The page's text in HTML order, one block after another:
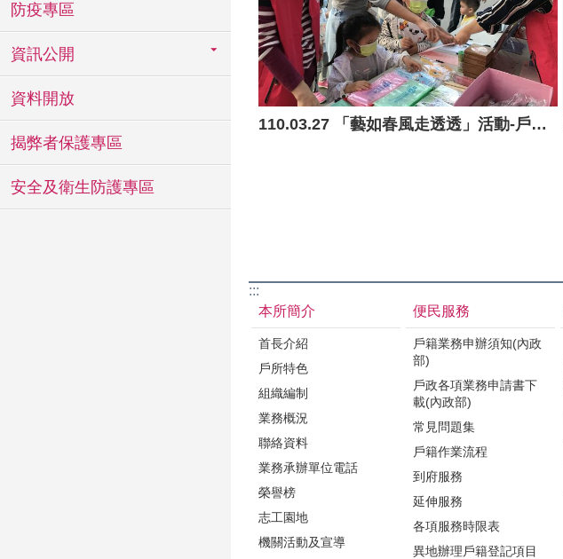
防疫專區
資訊公開
資料開放
揭弊者保護專區
安全及衛生防護專區
110.03.27 「藝如春風走透透」活動-戶政宣導
:::
本所簡介
首長介紹
戶所特色
組織編制
業務概況
聯絡資料
業務承辦單位電話
榮譽榜
志工園地
機關活動及宣導
便民服務
戶籍業務申辦須知(內政
部)
戶政各項業務申請書下
載(內政部)
常見問題集
戶籍作業流程
到府服務
延伸服務
各項服務時限表
異地辦理戶籍登記項目